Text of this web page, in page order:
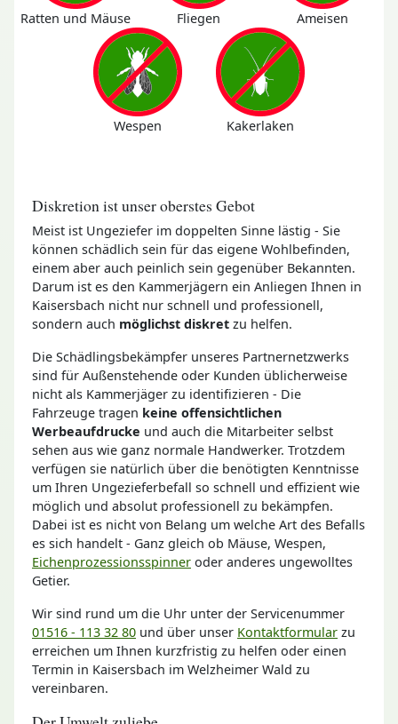
Ratten und Mäuse Fliegen Ameisen
Wespen Kakerlaken
Diskretion ist unser oberstes Gebot
Meist ist Ungeziefer im doppelten Sinne lästig - Sie
können schädlich sein für das eigene Wohlbefinden,
einem aber auch peinlich sein gegenüber Bekannten.
Darum ist es den Kammerjägern ein Anliegen Ihnen in
Kaisersbach nicht nur schnell und professionell,
sondern auch möglichst diskret zu helfen.
Die Schädlingsbekämpfer unseres Partnernetzwerks
sind für Außenstehende oder Kunden üblicherweise
nicht als Kammerjäger zu identifizieren - Die
Fahrzeuge tragen keine offensichtlichen
Werbeaufdrucke und auch die Mitarbeiter selbst
sehen aus wie ganz normale Handwerker. Trotzdem
verfügen sie natürlich über die benötigten Kenntnisse
um Ihren Ungezieferbefall so schnell und effizient wie
möglich und absolut professionell zu bekämpfen.
Dabei ist es nicht von Belang um welche Art des Befalls
es sich handelt - Ganz gleich ob Mäuse, Wespen,
Eichenprozessionsspinner oder anderes ungewolltes
Getier.
Wir sind rund um die Uhr unter der Servicenummer
01516 - 113 32 80 und über unser Kontaktformular zu
erreichen um Ihnen kurzfristig zu helfen oder einen
Termin in Kaisersbach im Welzheimer Wald zu
vereinbaren.